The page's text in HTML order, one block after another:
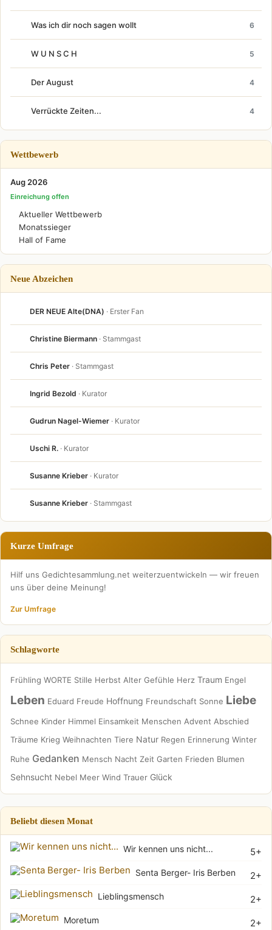
Was ich dir noch sagen wollt 6
W U N S C H 5
Der August 4
Verrückte Zeiten... 4
Wettbewerb
Aug 2026
Einreichung offen
Aktueller Wettbewerb
Monatssieger
Hall of Fame
Neue Abzeichen
DER NEUE Alte(DNA) · Erster Fan
Christine Biermann · Stammgast
Chris Peter · Stammgast
Ingrid Bezold · Kurator
Gudrun Nagel-Wiemer · Kurator
Uschi R. · Kurator
Susanne Krieber · Kurator
Susanne Krieber · Stammgast
Kurze Umfrage
Hilf uns Gedichtesammlung.net weiterzuentwickeln — wir freuen
uns über deine Meinung!
Zur Umfrage
Schlagworte
Frühling WORTE Stille Herbst Alter Gefühle Herz Traum Engel
Leben Eduard Freude Hoffnung Freundschaft Sonne Liebe
Schnee Kinder Himmel Einsamkeit Menschen Advent Abschied
Träume Krieg Weihnachten Tiere Natur Regen Erinnerung Winter
Ruhe Gedanken Mensch Nacht Zeit Garten Frieden Blumen
Sehnsucht Nebel Meer Wind Trauer Glück
Beliebt diesen Monat
5+
Wir kennen uns nicht...
2+
Senta Berger- Iris Berben
2+
Lieblingsmensch
2+
Moretum